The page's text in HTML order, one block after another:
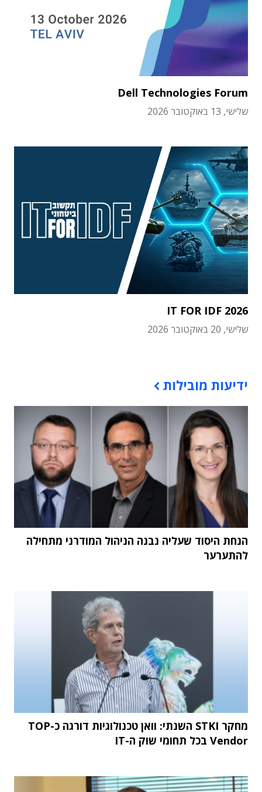
Dell Technologies Forum
שלישי, 13 באוקטובר 2026
IT FOR IDF 2026
שלישי, 20 באוקטובר 2026
ידיעות מובילות
הנחת היסוד שעליה נבנה הניהול המודרני מתחילה
להתערער
מחקר STKI השנתי: וואן טכנולוגיות דורגה כ-TOP
Vendor בכל תחומי שוק ה-IT